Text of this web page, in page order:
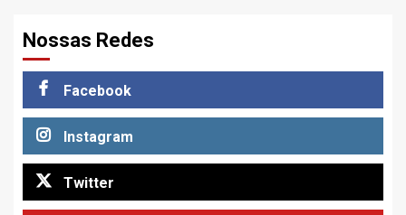
Nossas Redes
Facebook
Instagram
Twitter